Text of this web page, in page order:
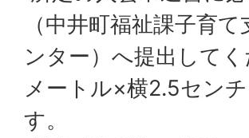
（中井町福祉課子育
ンター）へ提出して
メートル×横2.5セン
す。